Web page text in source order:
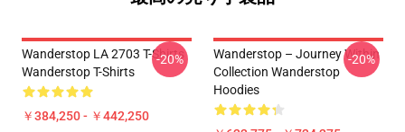
Wanderstop LA 2703 T-Shirts
Wanderstop T-Shirts
￥384,250 - ￥442,250
-20%
Wanderstop – Journey Within
Collection Wanderstop
Hoodies
-20%